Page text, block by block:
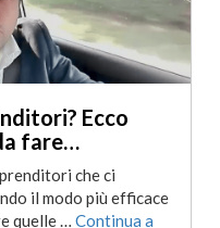
Ecco
fare…
che ci
il modo più efficace
quelle … Continua a